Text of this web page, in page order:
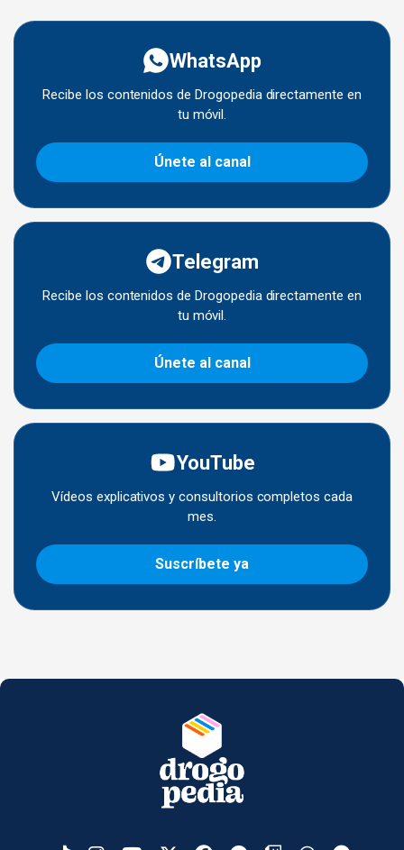
WhatsApp
Recibe los contenidos de Drogopedia directamente en
tu móvil.
Únete al canal
Telegram
Recibe los contenidos de Drogopedia directamente en
tu móvil.
Únete al canal
YouTube
Vídeos explicativos y consultorios completos cada
mes.
Suscríbete ya